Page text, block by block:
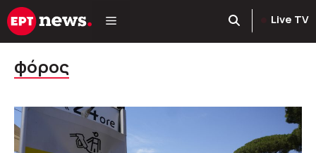
Μετάβαση
σε
Live TV
φόρος